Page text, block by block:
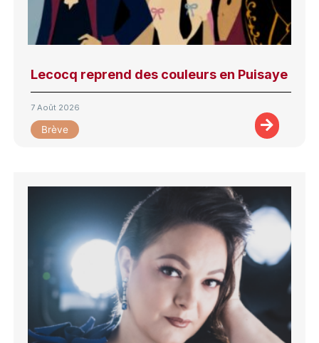
Lecocq reprend des couleurs en Puisaye
7 Août 2026
Brève